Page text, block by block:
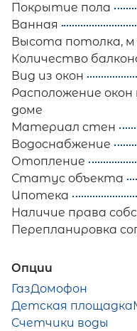
Покрытие пола
Ванная
Высота потолка, м
Количество
Вид из окон
Расположение окон
доме
Материал стен
Водоснабжение
Отопление
Статус объекта
Ипотека
Наличие права
Перепланировка
Опции
ГазДомофон
Детская площадка
Счетчики воды